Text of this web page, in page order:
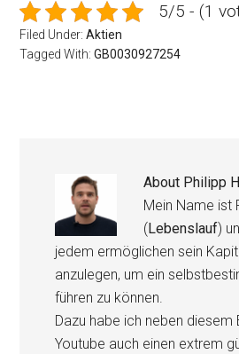
5/5 - (1
Filed Under:Aktien
Tagged With:GB0030927254
About Philipp
Mein Name ist
( Lebenslauf)
jedem ermöglichen sein
anzulegen, um ein
führen zu können.
Dazu habe ich neben diesem
Youtube auch einen extrem